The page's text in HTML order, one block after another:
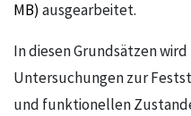
MB) ausgearbeitet.
In diesen Grundsätzen
Untersuchungen zur
und funktionellen